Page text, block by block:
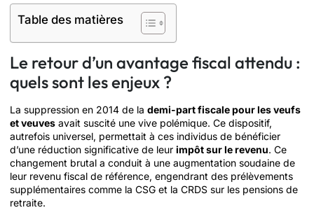
Table des matières
Le retour d’un avantage fiscal attendu :
quels sont les enjeux ?
La suppression en 2014 de la demi-part fiscale pour les veufs
et veuves avait suscité une vive polémique. Ce dispositif,
autrefois universel, permettait à ces individus de bénéficier
d’une réduction significative de leur impôt sur le revenu. Ce
changement brutal a conduit à une augmentation soudaine de
leur revenu fiscal de référence, engendrant des prélèvements
supplémentaires comme la CSG et la CRDS sur les pensions de
retraite.